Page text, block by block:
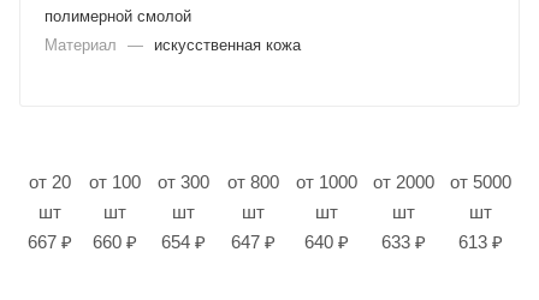
полимерной смолой
Материал
— искусственная кожа
от 20
шт
667 ₽
от 100
шт
660 ₽
от 300
шт
654 ₽
от 800
шт
647 ₽
от 1000
шт
640 ₽
от 2000
шт
633 ₽
от 5000
шт
613 ₽